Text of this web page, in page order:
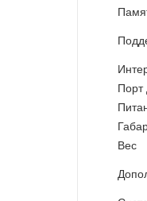
Порт
Вес